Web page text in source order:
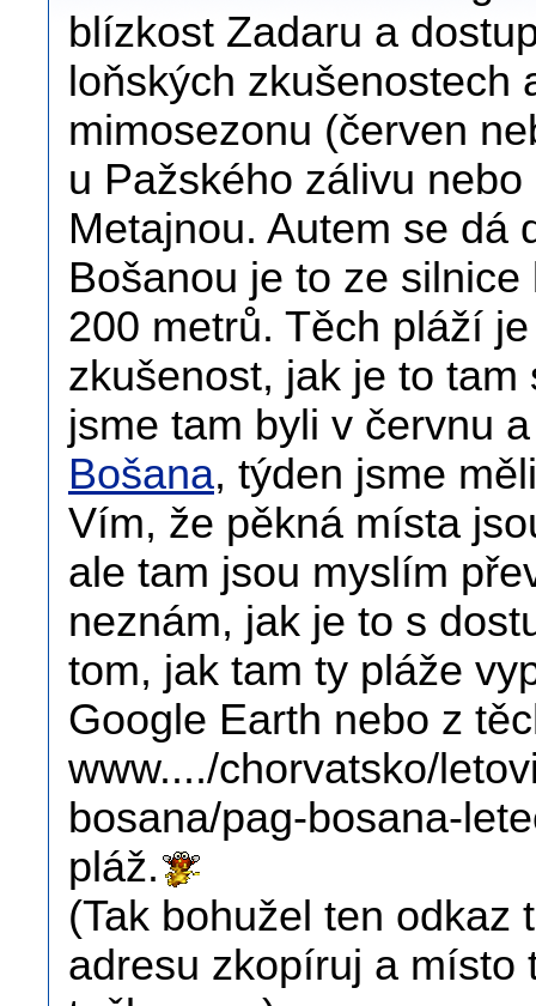
blízkost Zadaru a
loňských zkušenostech
mimosezonu (červen
u Pažského zálivu
Metajnou. Autem se dá
Bošanou je to ze
200 metrů. Těch pláží
zkušenost, jak je to
jsme tam byli v červnu
Bošana, týden jsme
Vím, že pěkná místa
ale tam jsou myslím
neznám, jak je to s
tom, jak tam ty pláže
Google Earth nebo z
www..../chorvatsko/
bosana/pag-bosana-
pláž.
(Tak bohužel ten odkaz
adresu zkopíruj a místo